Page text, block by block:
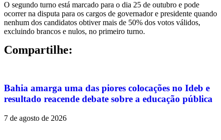
O segundo turno está marcado para o dia 25 de outubro e pode
ocorrer na disputa para os cargos de governador e presidente quando
nenhum dos candidatos obtiver mais de 50% dos votos válidos,
excluindo brancos e nulos, no primeiro turno.
Compartilhe:
Bahia amarga uma das piores colocações no Ideb e
resultado reacende debate sobre a educação pública
7 de agosto de 2026